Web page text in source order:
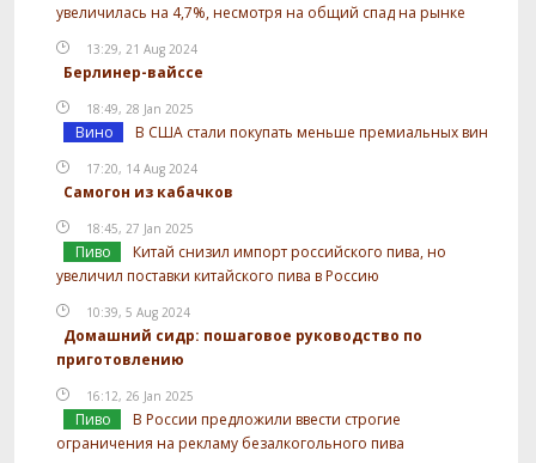
увеличилась на 4,7%, несмотря на общий спад на рынке
13:29, 21 Aug 2024
Берлинер-вайссе
18:49, 28 Jan 2025
Вино В США стали покупать меньше премиальных вин
17:20, 14 Aug 2024
Самогон из кабачков
18:45, 27 Jan 2025
Пиво
Китай снизил импорт российского пива, но
увеличил поставки китайского пива в Россию
10:39, 5 Aug 2024
Домашний сидр: пошаговое руководство по
приготовлению
16:12, 26 Jan 2025
Пиво
В России предложили ввести строгие
ограничения на рекламу безалкогольного пива